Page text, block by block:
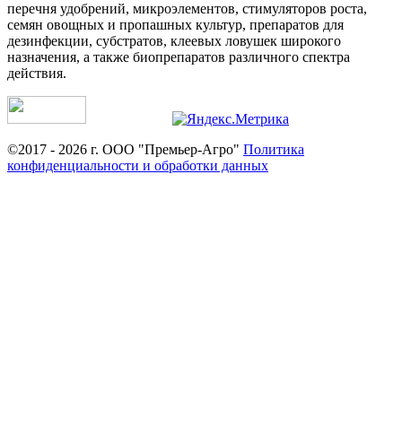
перечня удобрений, микроэлементов, стимуляторов роста,
семян овощных и пропашных культур, препаратов для
дезинфекции, субстратов, клеевых ловушек широкого
назначения, а также биопрепаратов различного спектра
действия.
©2017 - 2026 г. ООО "Премьер-Агро" Политика
конфиденциальности и обработки данных